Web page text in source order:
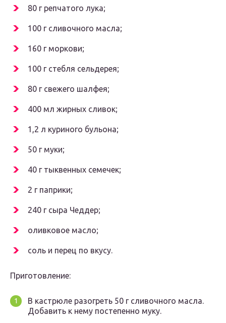
80 г репчатого лука;
100 г сливочного масла;
160 г моркови;
100 г стебля сельдерея;
80 г свежего шалфея;
400 мл жирных сливок;
1,2 л куриного бульона;
50 г муки;
40 г тыквенных семечек;
2 г паприки;
240 г сыра Чеддер;
оливковое масло;
соль и перец по вкусу.
Приготовление:
В кастрюле разогреть 50 г сливочного масла.
Добавить к нему постепенно муку.